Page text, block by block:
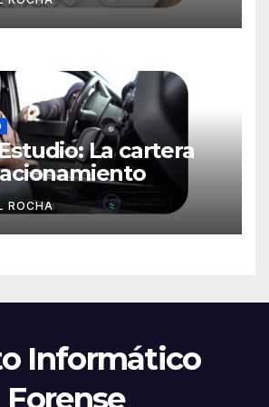
La cartera
ROCHA
Informático
Forense